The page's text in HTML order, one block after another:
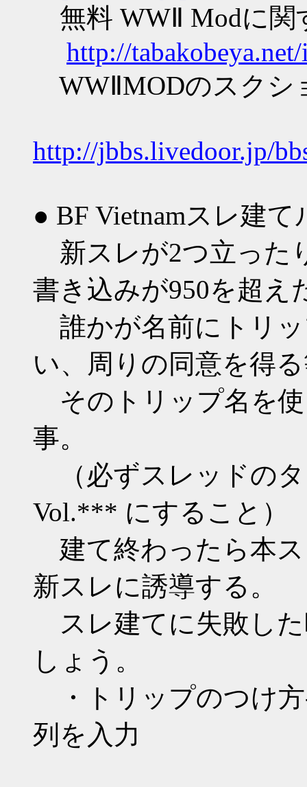
無料 WWⅡ Modに関
http://
WWⅡMODのスクシ
http://jbbs.livedoor.jp/
● BF Vietnamスレ建て
新スレが2つ立った
書き込みが950を超え
誰かが名前にトリ
い、周りの同意を得
そのトリップ名を
事。
（必ずスレッドのタ
Vol.*** にすること）
建て終わったら本
新スレに誘導する。
スレ建てに失敗し
しょう。
・トリップのつけ方
列を入力